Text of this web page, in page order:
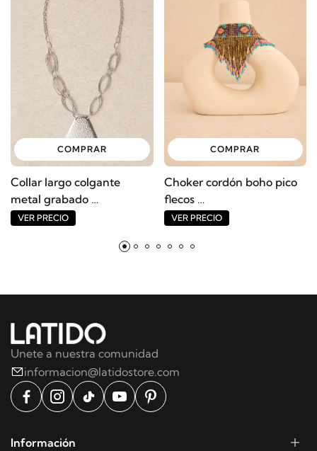
COMPRAR
Collar largo colgante
metal grabado
Ref: 12006CO
VER PRECIO
COMPRAR
Choker cordón boho pico
flecos
Ref: 11038CO
VER PRECIO
Unete a nuestra comunidad
informacion@latidostore.com
Información